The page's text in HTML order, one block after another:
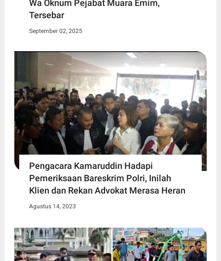
Wa Oknum Pejabat Muara Emim,
Tersebar
September 02, 2025
Pengacara Kamaruddin Hadapi
Pemeriksaan Bareskrim Polri, Inilah
Klien dan Rekan Advokat Merasa Heran
Agustus 14, 2023